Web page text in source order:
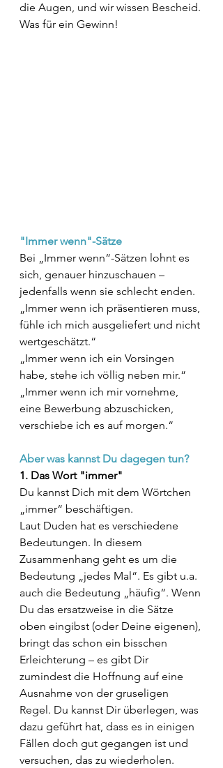
die Augen, und wir wissen Bescheid.
Was für ein Gewinn!
"Immer wenn"-Sätze
Bei „Immer wenn“-Sätzen lohnt es
sich, genauer hinzuschauen –
jedenfalls wenn sie schlecht enden.
„Immer wenn ich präsentieren muss,
fühle ich mich ausgeliefert und nicht
wertgeschätzt.“
„Immer wenn ich ein Vorsingen
habe, stehe ich völlig neben mir.“
„Immer wenn ich mir vornehme,
eine Bewerbung abzuschicken,
verschiebe ich es auf morgen.“
Aber was kannst Du dagegen tun?
1. Das Wort "immer"
Du kannst Dich mit dem Wörtchen
„immer“ beschäftigen.
Laut Duden hat es verschiedene
Bedeutungen. In diesem
Zusammenhang geht es um die
Bedeutung „jedes Mal“. Es gibt u.a.
auch die Bedeutung „häufig“. Wenn
Du das ersatzweise in die Sätze
oben eingibst (oder Deine eigenen),
bringt das schon ein bisschen
Erleichterung – es gibt Dir
zumindest die Hoffnung auf eine
Ausnahme von der gruseligen
Regel. Du kannst Dir überlegen, was
dazu geführt hat, dass es in einigen
Fällen doch gut gegangen ist und
versuchen, das zu wiederholen.